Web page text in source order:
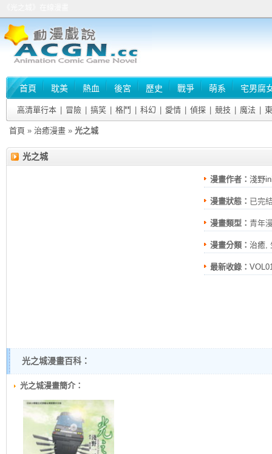
首頁 耽美 熱血 後宮 歷史 戰爭 萌系 宅男腐
高清單行本 冒險 搞笑 格鬥 科幻 愛情 偵探 競技 魔法
首頁 » 治癒漫畫 » 光之城
光之城
漫畫作者： 淺野
漫畫狀態： 已完
漫畫類型： 青年
漫畫分類： 治癒,
最新收錄：
光之城漫畫百科：
光之城漫畫簡介：